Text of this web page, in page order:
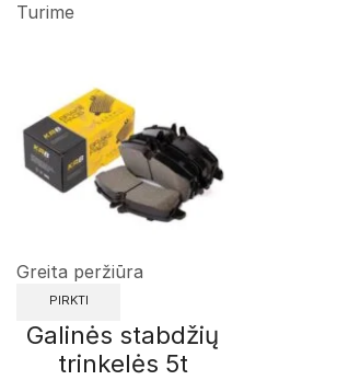
Turime
Greita peržiūra
PIRKTI
Galinės stabdžių
trinkelės 5t